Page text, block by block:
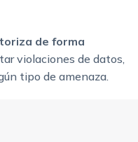
de forma
violaciones de datos,
tipo de amenaza.